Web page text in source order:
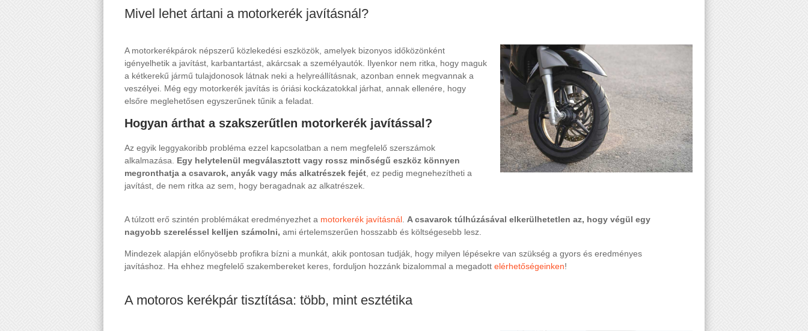
Mivel lehet ártani a motorkerék javításnál?
A motorkerékpárok népszerű közlekedési eszközök, amelyek bizonyos időközönként
igényelhetik a javítást, karbantartást, akárcsak a személyautók. Ilyenkor nem ritka, hogy maguk
a kétkerekű jármű tulajdonosok látnak neki a helyreállításnak, azonban ennek megvannak a
veszélyei. Még egy motorkerék javítás is óriási kockázatokkal járhat, annak ellenére, hogy
elsőre meglehetősen egyszerűnek tűnik a feladat.
Hogyan árthat a szakszerűtlen motorkerék javítással?
Az egyik leggyakoribb probléma ezzel kapcsolatban a nem megfelelő szerszámok
alkalmazása. Egy helytelenül megválasztott vagy rossz minőségű eszköz könnyen
megronthatja a csavarok, anyák vagy más alkatrészek fejét , ez pedig megnehezítheti a
javítást, de nem ritka az sem, hogy beragadnak az alkatrészek.
A túlzott erő szintén problémákat eredményezhet a motorkerék javításnál A csavarok túlhúzásával elkerülhetetlen az, hogy végül egy
nagyobb szereléssel kelljen számolni, ami értelemszerűen hosszabb és költségesebb lesz.
Mindezek alapján előnyösebb profikra bízni a munkát, akik pontosan tudják, hogy milyen lépésekre van szükség a gyors és eredményes
javításhoz. Ha ehhez megfelelő szakembereket keres, forduljon hozzánk bizalommal a megadott elérhetőségeinken!
A motoros kerékpár tisztítása: több, mint esztétika